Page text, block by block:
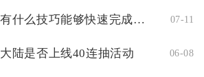
少年三国志有什么技巧能够快速完成游戏 07-11
陆是否上线40连抽活动 06-08